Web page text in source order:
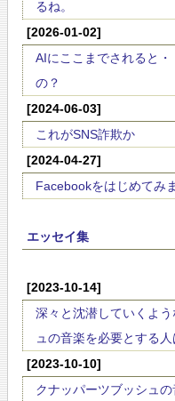
るね。
[2026-01-02]
AIにここまでされると
の？
[2024-06-03]
これがSNS詐欺か
[2024-04-27]
Facebookをはじめてみ
エッセイ集
[2023-10-14]
深々と沈潜していくよ
ュの音楽を必要とする
[2023-10-10]
クナッパーツブッシュ